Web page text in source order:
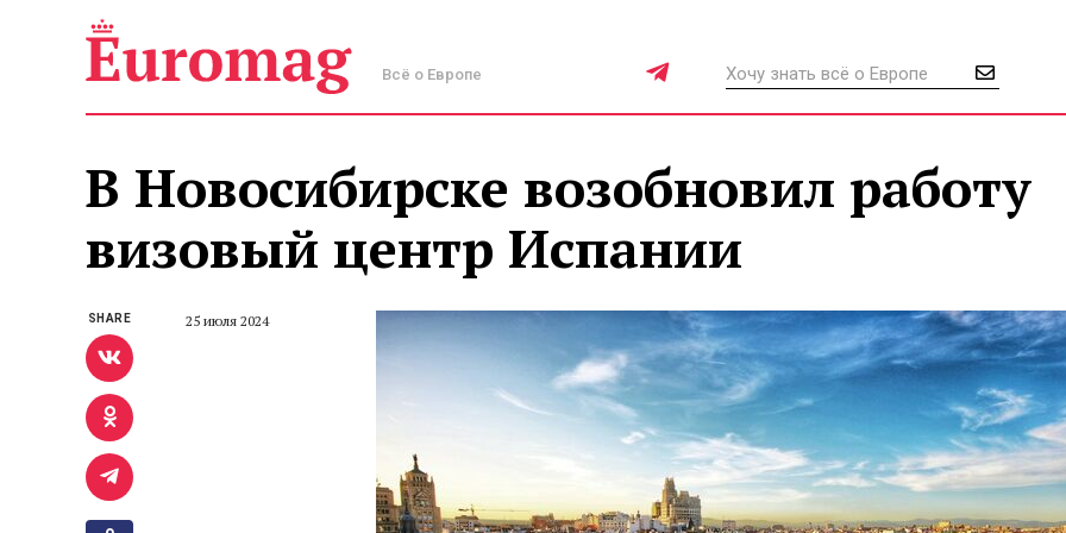
Всё о Европе
В Новосибирске возобновил работу
визовый центр Испании
25 июля 2024
SHARE